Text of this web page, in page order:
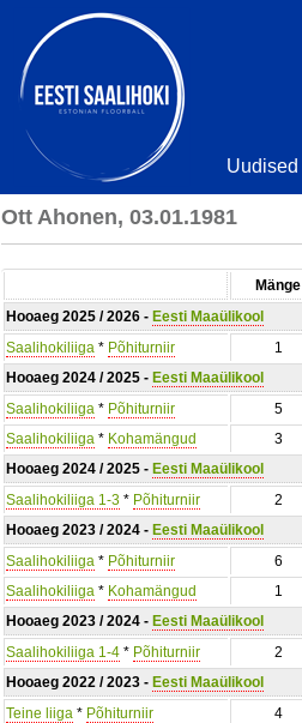
Uudised
Ott Ahonen, 03.01.1981
Mänge
Hooaeg 2025 / 2026 - Eesti Maaülikool
Saalihokiliiga * Põhiturniir 1
Hooaeg 2024 / 2025 - Eesti Maaülikool
Saalihokiliiga * Põhiturniir 5
Saalihokiliiga * Kohamängud 3
Hooaeg 2024 / 2025 - Eesti Maaülikool
Saalihokiliiga 1-3 * Põhiturniir 2
Hooaeg 2023 / 2024 - Eesti Maaülikool
Saalihokiliiga * Põhiturniir 6
Saalihokiliiga * Kohamängud 1
Hooaeg 2023 / 2024 - Eesti Maaülikool
Saalihokiliiga 1-4 * Põhiturniir 2
Hooaeg 2022 / 2023 - Eesti Maaülikool
Teine liiga * Põhiturniir 4